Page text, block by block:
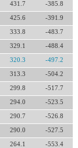
431.7 -385.8
425.6 -391.9
333.8 -483.7
329.1 -488.4
320.3 -497.2
313.3 -504.2
299.8 -517.7
294.0 -523.5
290.7 -526.8
290.0 -527.5
264.1 -553.4